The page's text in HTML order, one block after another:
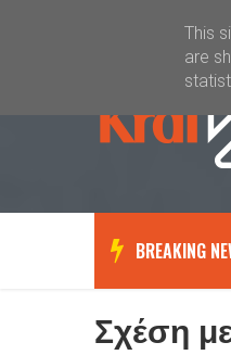
Καλώς ήλθατε
BREAKING
Πως λειτουργεί το
γυναικείο μυαλό σε σχέση
Σχέση
This
are